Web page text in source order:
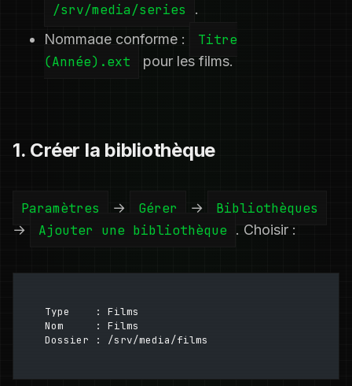
/srv/media/series
.
Nommage conforme :
Titre
(Année).ext
pour les films.
1. Créer la bibliothèque
Paramètres → Gérer → Bibliothèques
→ Ajouter une bibliothèque . Choisir :
Type    : Films
Nom     : Films
Dossier : /srv/media/films